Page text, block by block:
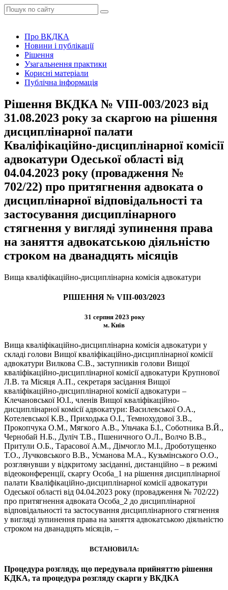
Про ВКДКА
Новини і публікації
Рішення
Узагальнення практики
Корисні матеріали
Публічна інформація
Рішення ВКДКА № VIIІ-003/2023 від
31.08.2023 року за скаргою на рішення
дисциплінарної палати
Кваліфікаційно-дисциплінарної комісії
адвокатури Одеської області від
04.04.2023 року (провадження №
702/22) про притягнення адвоката о
дисциплінарної відповідальності та
застосування дисциплінарного
стягнення у вигляді зупинення права
на заняття адвокатською діяльністю
строком на дванадцять місяців
Вища кваліфікаційно-дисциплінарна комісія адвокатури
РІШЕННЯ № VIІІ-003/2023
31 серпня 2023 року
м. Київ
Вища кваліфікаційно-дисциплінарна комісія адвокатури у
складі голови Вищої кваліфікаційно-дисциплінарної комісії
адвокатури Вилкова С.В., заступників голови Вищої
кваліфікаційно-дисциплінарної комісії адвокатури Крупнової
Л.В. та Місяця А.П., секретаря засідання Вищої
кваліфікаційно-дисциплінарної комісії адвокатури –
Клечановської Ю.І., членів Вищої кваліфікаційно-
дисциплінарної комісії адвокатури: Василевської О.А.,
Котелевської К.В., Приходька О.І., Темнохудової З.В.,
Прокопчука О.М., Мягкого А.В., Ульчака Б.І., Соботника В.Й.,
Чернобай Н.Б., Дуліч Т.В., Пшеничного О.Л., Волчо В.В.,
Притули О.Б., Тарасової А.М., Дімчогло М.І., Дроботущенко
Т.О., Лучковського В.В., Усманова М.А., Кузьмінського О.О.,
розглянувши у відкритому засіданні, дистанційно – в режимі
відеоконференції, скаргу Особа_1 на рішення дисциплінарної
палати Кваліфікаційно-дисциплінарної комісії адвокатури
Одеської області від 04.04.2023 року (провадження № 702/22)
про притягнення адвоката Особа_2 до дисциплінарної
відповідальності та застосування дисциплінарного стягнення
у вигляді зупинення права на заняття адвокатською діяльністю
строком на дванадцять місяців, –
ВСТАНОВИЛА:
Процедура розгляду, що передувала прийняттю рішення
КДКА, та процедура розгляду скарги у ВКДКА